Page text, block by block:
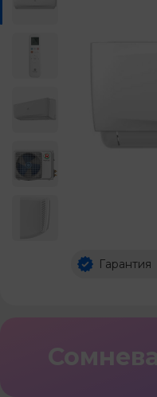
Гарантия